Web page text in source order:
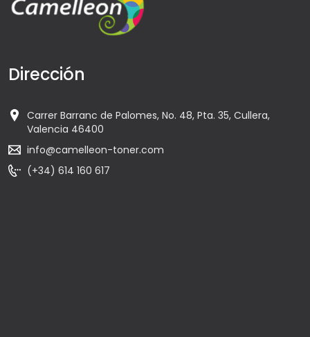
Dirección
Carrer Barranc de Palomes, No. 48, Pta. 35, Cullera,
Valencia 46400
info@camelleon-toner.com
(+34) 614 160 617